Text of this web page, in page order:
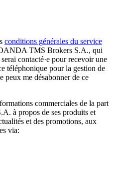
conditions générales du service
TMS Brokers S.A., qui
contacté·e pour recevoir une
téléphonique pour la gestion de
peux me désabonner de ce
commerciales de la part
à propos de ses produits et
et des promotions, aux
via: